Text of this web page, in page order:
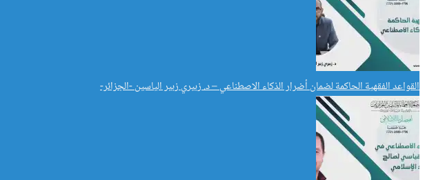
القواعد الفقهية الحاكمة لضمان أضرار الذكاء الاصطناعي – د. زبيري زبير الياسين -الجزائر-